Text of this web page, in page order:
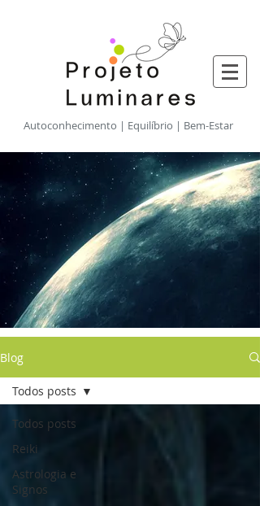
​Autoconhecimento | Equilíbrio | Bem-Estar
Blog
Todos posts
Reiki
Astrologia e
Signos
Todos posts